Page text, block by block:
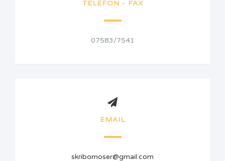
TELEFON - FAX
07583/7541
EMAIL
skribomoser@gmail.com